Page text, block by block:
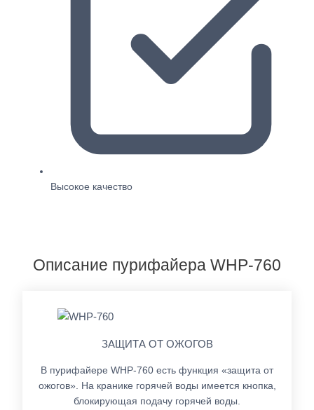
Высокое качество
Описание пурифайера WHP-760
ЗАЩИТА ОТ ОЖОГОВ
В пурифайере WHP-760 есть функция «защита от
ожогов». На кранике горячей воды имеется кнопка,
блокирующая подачу горячей воды.